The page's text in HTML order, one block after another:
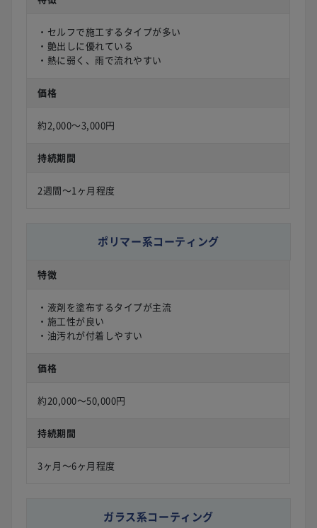
・セルフで施工するタイプが多い
・艶出しに優れている
・熱に弱く、雨で流れやすい
価格
約2,000〜3,000円
持続期間
2週間〜1ヶ月程度
ポリマー系コーティング
特徴
・液剤を塗布するタイプが主流
・施工性が良い
・油汚れが付着しやすい
価格
約20,000〜50,000円
持続期間
3ヶ月〜6ヶ月程度
ガラス系コーティング